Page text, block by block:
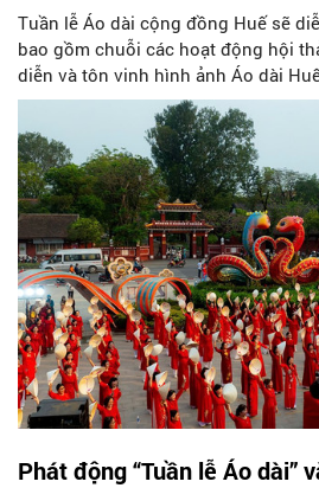
Tuần lễ Áo dài cộng đồng Huế sẽ
bao gồm chuỗi các hoạt động hội
diễn và tôn vinh hình ảnh Áo dài
Phát động “Tuần lễ Áo dài”